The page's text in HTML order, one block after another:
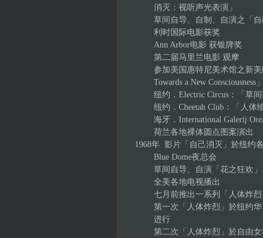
消灭：视听声光表演」
草间自导、自制、自演之「自
利时国际电影获奖
Ann Arbor电影 获银牌奖
第二届马里兰电影 观摩
参加美国惠特尼美术馆之新美
Towards a New Consciousness」
纽约．Electric Circus：「草间
纽约．Cheetah Club：「人体绘
海牙．International Galerij
荷兰各地裸体圆点图案演出
1968年 影片「自己消灭」於纽约
Blue Dome夜总会
草间自导、自演「花之狂欢」
全美各地电视播出
七月前推出一系列「人体炸烈
第一次「人体炸烈」於纽约华
进行
第二次「人体炸烈」於自由女